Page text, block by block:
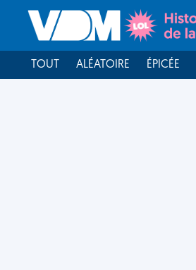
TOUT ALÉATOIRE ÉPICÉE